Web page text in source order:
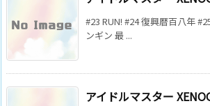
#23 RUN! #24 復興暦百八年
ンギン 最 ...
アイドルマスター